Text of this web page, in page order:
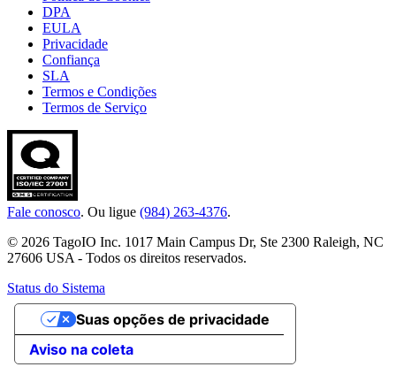
DPA
EULA
Privacidade
Confiança
SLA
Termos e Condições
Termos de Serviço
Fale conosco. Ou ligue (984) 263-4376.
© 2026 TagoIO Inc. 1017 Main Campus Dr, Ste 2300 Raleigh, NC
27606 USA - Todos os direitos reservados.
Status do Sistema
Aviso na coleta
Suas opções de privacidade